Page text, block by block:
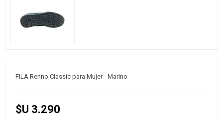
FILA Renno Classic para Mujer - Marino
$U 3.290